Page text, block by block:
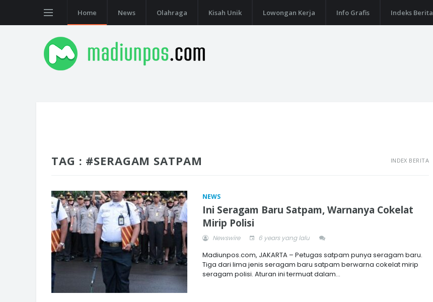
Home News Olahraga Kisah Unik Lowongan Kerja Info Grafis Indeks Berita
TAG : #SERAGAM SATPAM INDEX BERITA
NEWS
Ini Seragam Baru Satpam, Warnanya Cokelat
Mirip Polisi
Newswire 6 years yang lalu
Madiunpos.com, JAKARTA – Petugas satpam punya seragam baru.
Tiga dari lima jenis seragam baru satpam berwarna cokelat mirip
seragam polisi. Aturan ini termuat dalam...